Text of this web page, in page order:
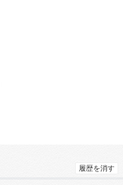
履歴を消す